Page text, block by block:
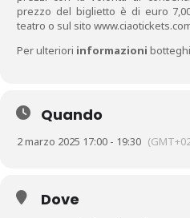
prezzo del biglietto è di euro
teatro o sul sito
Per ulteriori informazioni
Quando
2 marzo 2025 17:00 - 19:30
Dove